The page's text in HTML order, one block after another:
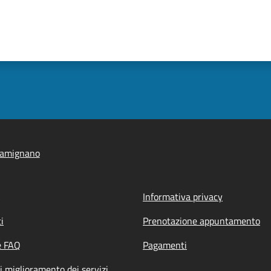
Informativa privacy
Prenotazione appuntamento
Pagamenti